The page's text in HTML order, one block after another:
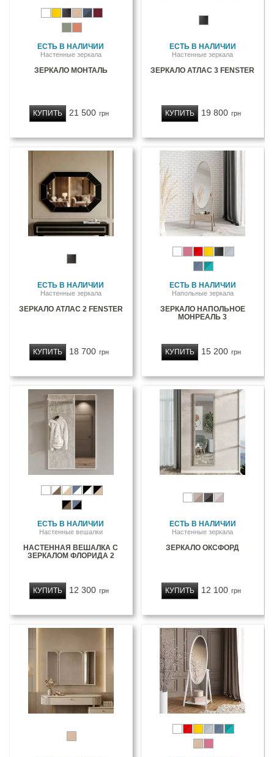
ЕСТЬ В НАЛИЧИИ
Настенные зеркала
ЗЕРКАЛО МОНТАЛЬ
21 500 грн
КУПИТЬ
ЕСТЬ В НАЛИЧИИ
Настенные зеркала
ЗЕРКАЛО АТЛАС 3 FENSTER
19 800 грн
КУПИТЬ
ЕСТЬ В НАЛИЧИИ
Настенные зеркала
ЗЕРКАЛО АТЛАС 2 FENSTER
18 700 грн
КУПИТЬ
ЕСТЬ В НАЛИЧИИ
Напольные зеркала
ЗЕРКАЛО НАПОЛЬНОЕ
МОНРЕАЛЬ 3
15 200 грн
КУПИТЬ
ЕСТЬ В НАЛИЧИИ
Настенные вешалки
НАСТЕННАЯ ВЕШАЛКА С
ЗЕРКАЛОМ ФЛОРИДА 2
12 300 грн
КУПИТЬ
ЕСТЬ В НАЛИЧИИ
Настенные зеркала
ЗЕРКАЛО ОКСФОРД
12 100 грн
КУПИТЬ